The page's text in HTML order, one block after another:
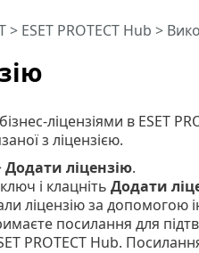
> ESET PROTECT Hub >
ліцензіями в ESET
з ліцензією.
Додати ліцензію.
і клацніть Додати
ліцензію за допомогою
посилання для
PROTECT Hub.